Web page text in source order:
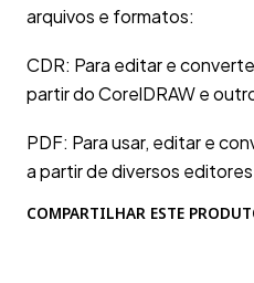
arquivos e formatos:
CDR: Para editar e
partir do CorelDRAW e
PDF: Para usar, editar e
a partir de diversos
COMPARTILHAR ESTE